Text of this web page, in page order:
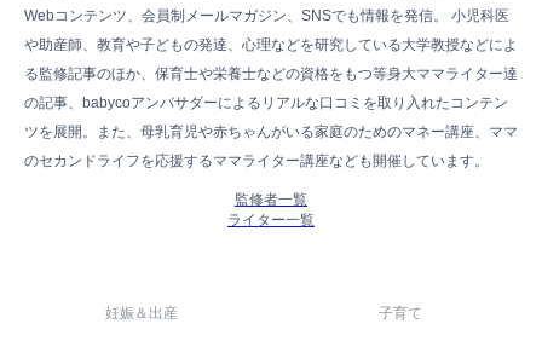
Webコンテンツ、会員制メールマガジン、SNSでも情報を発信。 小児科医
や助産師、教育や子どもの発達、心理などを研究している大学教授などによ
る監修記事のほか、保育士や栄養士などの資格をもつ等身大ママライター達
の記事、babycoアンバサダーによるリアルな口コミを取り入れたコンテン
ツを展開。また、母乳育児や赤ちゃんがいる家庭のためのマネー講座、ママ
のセカンドライフを応援するママライター講座なども開催しています。
監修者一覧
ライター一覧
妊娠＆出産 子育て